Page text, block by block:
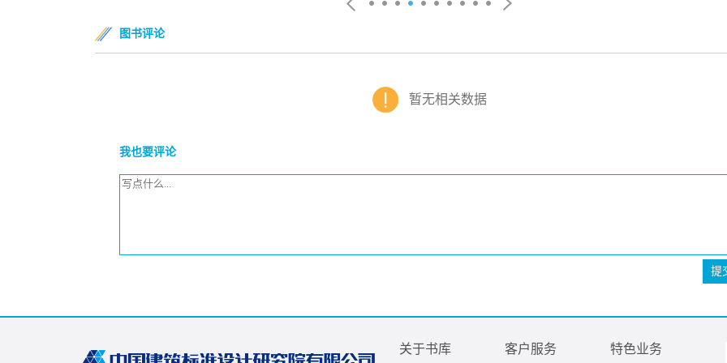
图书评论
暂无相关数据
我也要评论
提
关于书库 客户服务 特色业务